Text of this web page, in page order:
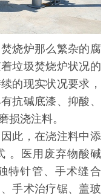
烧炉那么繁杂的腐
垃圾焚烧炉状况的
的现实状况要求，
抗碱底漆、抑酸、
损浇注料。
此，在浇注料中添
。医用废弃物酸碱
特针管、手术缝合
手术治疗锯、盖玻